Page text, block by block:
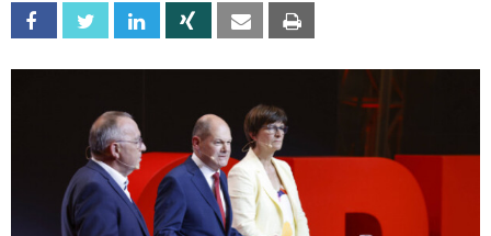
Facebook Twitter Linkedin Xing Email